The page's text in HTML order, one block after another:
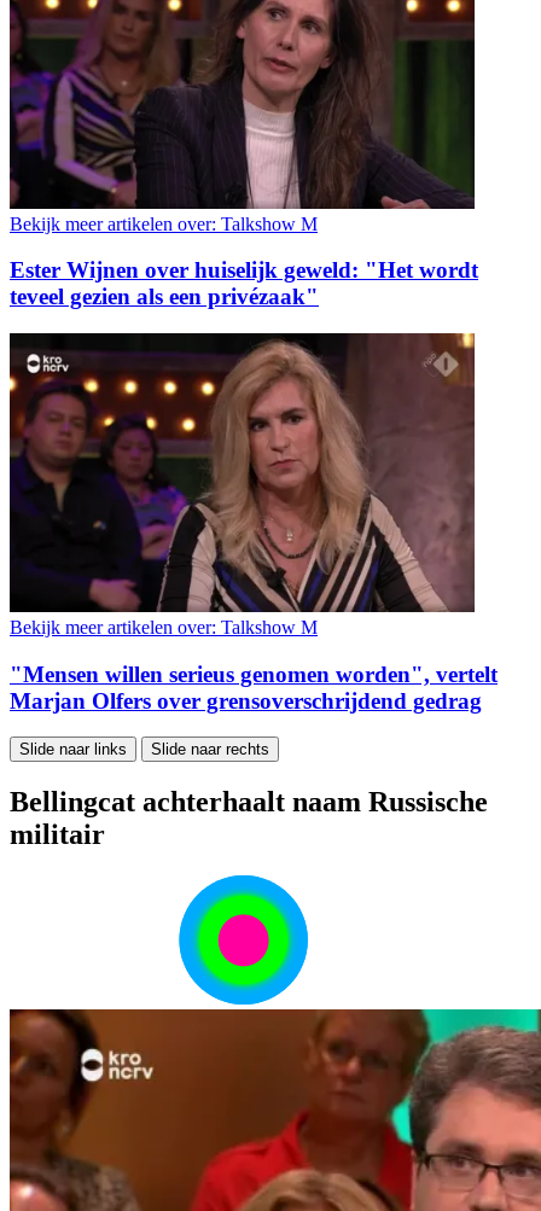
Bekijk meer artikelen over: Talkshow M
Ester Wijnen over huiselijk geweld: "Het wordt
teveel gezien als een privézaak"
Bekijk meer artikelen over: Talkshow M
"Mensen willen serieus genomen worden", vertelt
Marjan Olfers over grensoverschrijdend gedrag
Slide naar links Slide naar rechts
Bellingcat achterhaalt naam Russische
militair